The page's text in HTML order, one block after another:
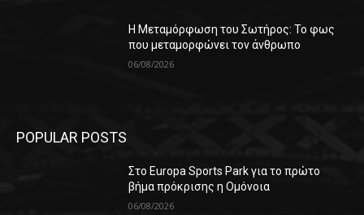
Η Μεταμόρφωση του Σωτήρος: Το φως
που μεταμορφώνει τον άνθρωπο
06/08/2026
POPULAR POSTS
Στο Europa Sports Park για το πρώτο
βήμα πρόκρισης η Ομόνοια
06/08/2026